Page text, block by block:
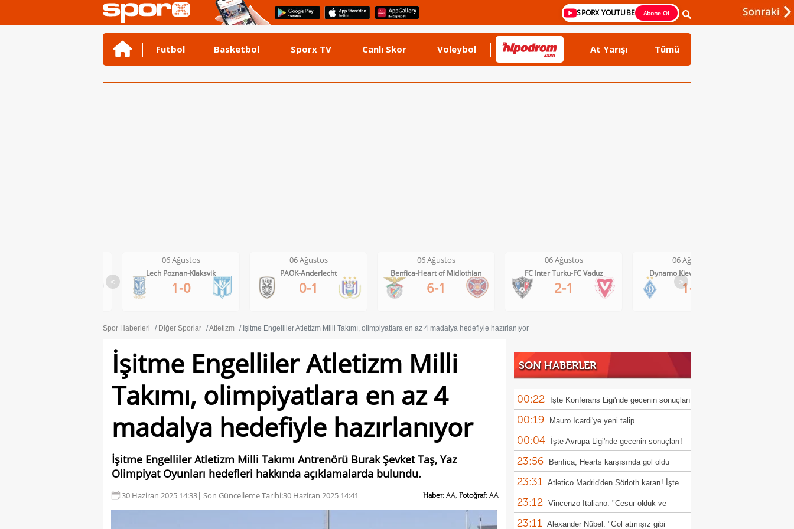
SPORX YOUTUBE Abone Ol
Futbol Basketbol Sporx TV Canlı Skor Voleybol At Yarışı Tümü
<
06 Ağustos
Lech Poznan-Klaksvik
1-0
06 Ağustos
PAOK-Anderlecht
0-1
06 Ağustos
Benfica-Heart of Midlothian
6-1
06 Ağustos
FC Inter Turku-FC Vaduz
2-1
06 Ağustos
Dynamo Kiev-Qarabag FK
1-0
>
Spor Haberleri Diğer Sporlar Atletizm İşitme Engelliler Atletizm Milli Takımı, olimpiyatlara en az 4 madalya hedefiyle hazırlanıyor
İşitme Engelliler Atletizm Milli
Takımı, olimpiyatlara en az 4
madalya hedefiyle hazırlanıyor
İşitme Engelliler Atletizm Milli Takımı Antrenörü Burak Şevket Taş, Yaz
Olimpiyat Oyunları hedefleri hakkında açıklamalarda bulundu.
30 Haziran 2025 14:33| Son Güncelleme Tarihi:30 Haziran 2025 14:41 Haber: AA, Fotoğraf: AA
SON HABERLER
00:22 İşte Konferans Ligi'nde gecenin sonuçları
00:19 Mauro Icardi'ye yeni talip
00:04 İşte Avrupa Ligi'nde gecenin sonuçları!
23:56 Benfica, Hearts karşısında gol oldu
yağdı!
23:31 Atletico Madrid'den Sörloth kararı! İşte
istenen rakam
23:12 Vincenzo Italiano: "Cesur olduk ve
kazandık"
23:11 Alexander Nübel: "Gol atmışız gibi